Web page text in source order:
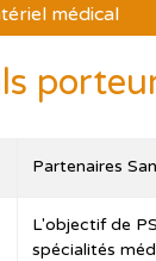
médical
Partenaires
L'objectif de
spécialités